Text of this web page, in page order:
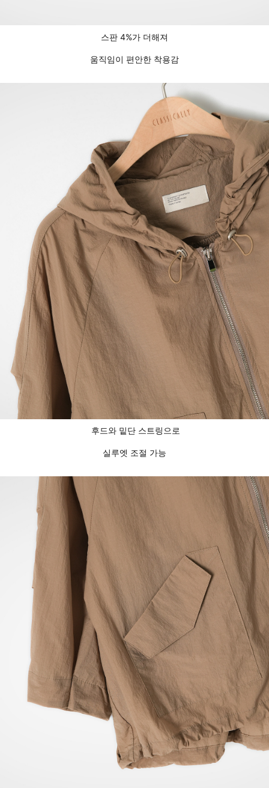
스판 4%가 더해져
움직임이 편안한 착용감
후드와 밑단 스트링으로
실루엣 조절 가능